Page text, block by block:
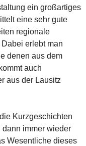
ein großartiges
eine sehr gute
regionale
erlebt man
denen aus dem
auch
aus der Lausitz
Kurzgeschichten
immer wieder
Wesentliche dieses